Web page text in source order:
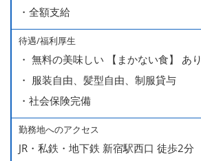
■賞与年2回（夏・冬）
■売上インセンティブ
■役職手当
・全額支給
待遇/福利厚生
・ 無料の美味しい 【まかない食】 あり
・ 服装自由、髪型自由、制服貸与
・社会保険完備
勤務地へのアクセス
JR・私鉄・地下鉄 新宿駅西口 徒歩2分